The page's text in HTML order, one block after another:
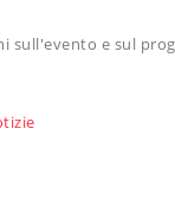
sull'evento e sul